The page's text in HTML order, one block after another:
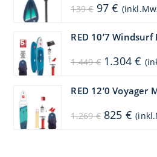
139€ Preis
97€ Aktueller
Preis
97 €.
RED 10’7 Windsurf
1.449€ Preis
1.304€
RED 12’0 Voyager
1.269€ Preis
825 € Preis